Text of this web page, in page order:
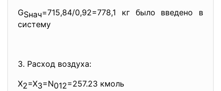
GSнач=715,84/0,92=778,1 кг было введено в
систему
3. Расход воздуха:
X2=X3=N012=257.23 кмоль